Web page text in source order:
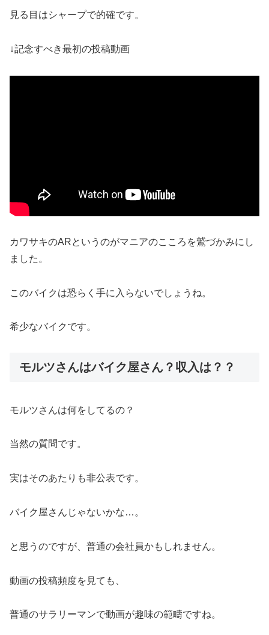
見る目はシャープで的確です。
↓記念すべき最初の投稿動画
カワサキのARというのがマニアのこころを鷲づかみにし
ました。
このバイクは恐らく手に入らないでしょうね。
希少なバイクです。
モルツさんはバイク屋さん？収入は？？
モルツさんは何をしてるの？
当然の質問です。
実はそのあたりも非公表です。
バイク屋さんじゃないかな…。
と思うのですが、普通の会社員かもしれません。
動画の投稿頻度を見ても、
普通のサラリーマンで動画が趣味の範疇ですね。